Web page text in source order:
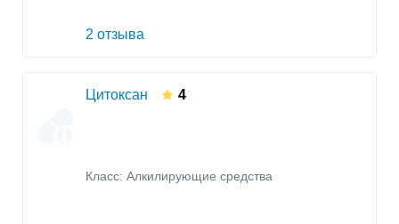
2 отзыва
Цитоксан 4
Класс: Алкилирующие средства